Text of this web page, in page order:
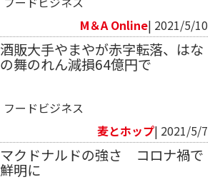
M＆A Online| 2021/5/10
酒販大手やまやが赤字転落、はな
の舞のれん減損64億円で
フードビジネス
麦とホップ| 2021/5/7
マクドナルドの強さ コロナ禍で
鮮明に